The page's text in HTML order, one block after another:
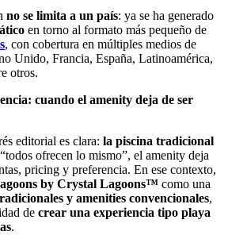
no se limita a un país: ya se ha generado
en torno al formato más pequeño de
, con cobertura en múltiples medios de
Unido, Francia, España, Latinoamérica,
otros.
cuando el amenity deja de ser
editorial es clara: la piscina tradicional
ofrecen lo mismo”, el amenity deja
pricing y preferencia. En ese contexto,
by Crystal Lagoons™ como una
y amenities convencionales,
de crear una experiencia tipo playa
.